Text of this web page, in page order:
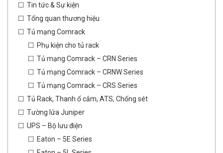
Tin tức & Sự kiện
Tổng quan thương hiệu
Tủ mạng Comrack
Phụ kiện cho tủ rack
Tủ mạng Comrack – CRN Series
Tủ mạng Comrack – CRNW Series
Tủ mạng Comrack – CRS Series
Tủ Rack, Thanh ổ cắm, ATS, Chống sét
Tường lửa Juniper
UPS – Bộ lưu điện
Eaton – 5E Series